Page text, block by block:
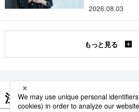
2026.08.03
もっと見る
注目のキーワード